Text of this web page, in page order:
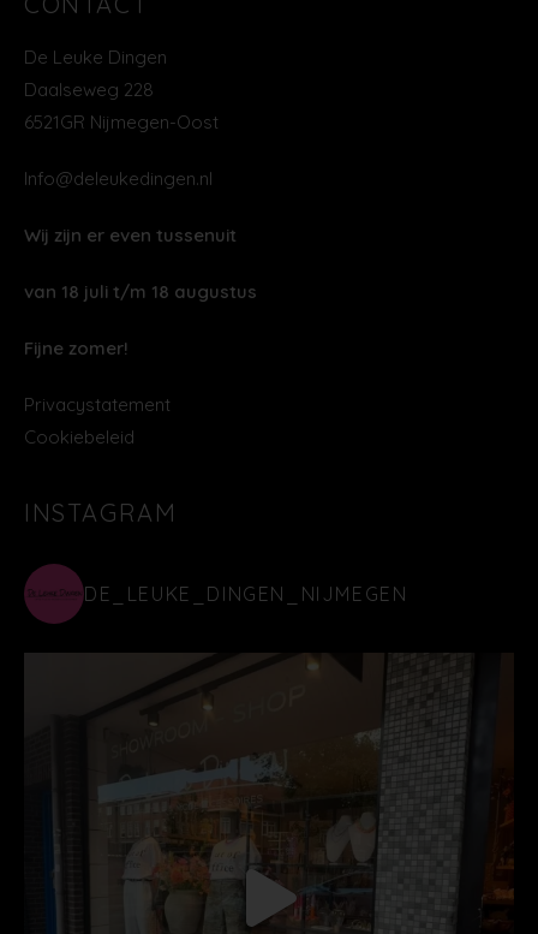
De Leuke Dingen
Daalseweg 228
6521GR Nijmegen-Oost
Info@deleukedingen.nl
Wij zijn er even tussenuit
van 18 juli t/m 18 augustus
Fijne zomer!
Privacystatement
Cookiebeleid
INSTAGRAM
DE_LEUKE_DINGEN_NIJMEGEN